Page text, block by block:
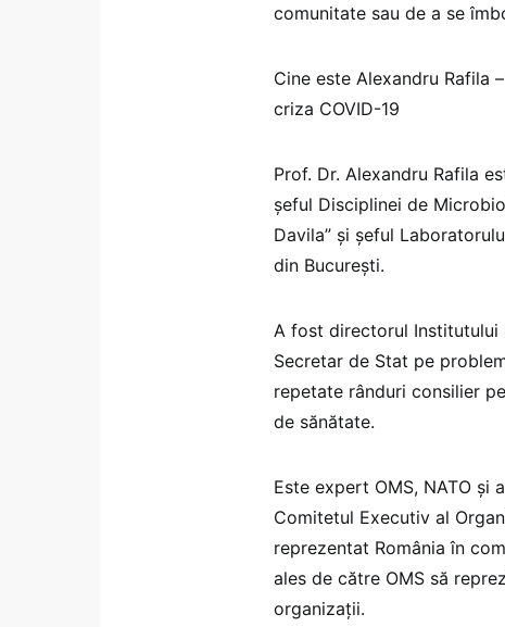
comunitate sau de a se
Cine este Alexandru
criza COVID-19
Prof. Dr. Alexandru Rafila
şeful Disciplinei de
Davila” şi şeful
din Bucureşti.
A fost directorul Institutului
Secretar de Stat pe
repetate rânduri consilier
de sănătate.
Este expert OMS, NATO şi
Comitetul Executiv al
reprezentat România în
ales de către OMS să
organizaţii.